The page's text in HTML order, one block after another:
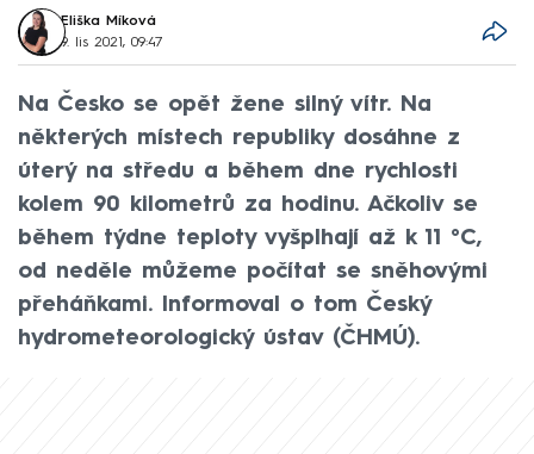
Eliška Míková
9. lis 2021, 09:47
Na Česko se opět žene silný vítr. Na
některých místech republiky dosáhne z
úterý na středu a během dne rychlosti
kolem 90 kilometrů za hodinu. Ačkoliv se
během týdne teploty vyšplhají až k 11 °C,
od neděle můžeme počítat se sněhovými
přeháňkami. Informoval o tom Český
hydrometeorologický ústav (ČHMÚ).